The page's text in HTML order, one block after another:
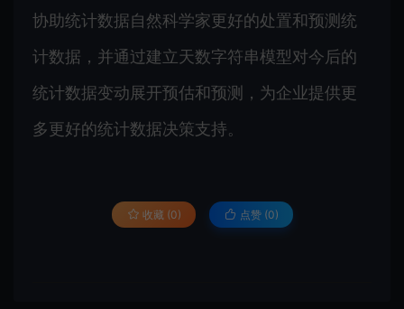
协助统计数据自然科学家更好的处置和预测统
计数据，并通过建立天数字符串模型对今后的
统计数据变动展开预估和预测，为企业提供更
多更好的统计数据决策支持。
收藏 (0) 点赞 (0)